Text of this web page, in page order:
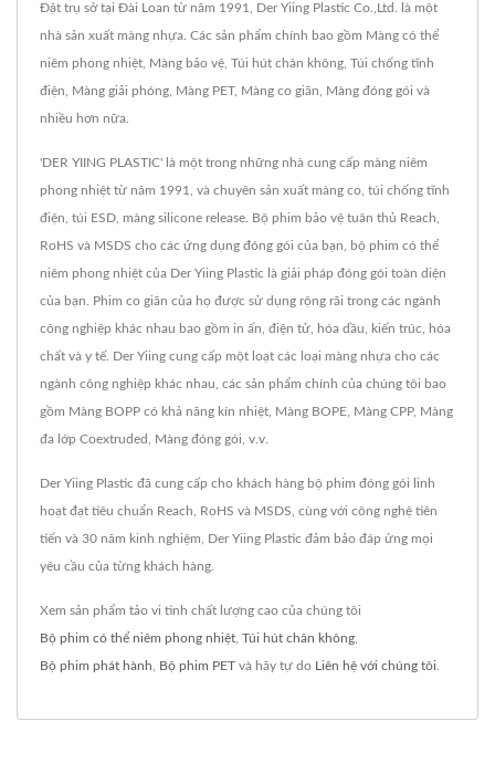
Đặt trụ sở tại Đài Loan từ năm 1991, Der Yiing Plastic Co.,Ltd. là một
nhà sản xuất màng nhựa. Các sản phẩm chính bao gồm Màng có thể
niêm phong nhiệt, Màng bảo vệ, Túi hút chân không, Túi chống tĩnh
điện, Màng giải phóng, Màng PET, Màng co giãn, Màng đóng gói và
nhiều hơn nữa.
'DER YIING PLASTIC' là một trong những nhà cung cấp màng niêm
phong nhiệt từ năm 1991, và chuyên sản xuất màng co, túi chống tĩnh
điện, túi ESD, màng silicone release. Bộ phim bảo vệ tuân thủ Reach,
RoHS và MSDS cho các ứng dụng đóng gói của bạn, bộ phim có thể
niêm phong nhiệt của Der Yiing Plastic là giải pháp đóng gói toàn diện
của bạn. Phim co giãn của họ được sử dụng rộng rãi trong các ngành
công nghiệp khác nhau bao gồm in ấn, điện tử, hóa dầu, kiến trúc, hóa
chất và y tế. Der Yiing cung cấp một loạt các loại màng nhựa cho các
ngành công nghiệp khác nhau, các sản phẩm chính của chúng tôi bao
gồm Màng BOPP có khả năng kín nhiệt, Màng BOPE, Màng CPP, Màng
đa lớp Coextruded, Màng đóng gói, v.v.
Der Yiing Plastic đã cung cấp cho khách hàng bộ phim đóng gói linh
hoạt đạt tiêu chuẩn Reach, RoHS và MSDS, cùng với công nghệ tiên
tiến và 30 năm kinh nghiệm, Der Yiing Plastic đảm bảo đáp ứng mọi
yêu cầu của từng khách hàng.
Xem sản phẩm tảo vi tinh chất lượng cao của chúng tôi
Bộ phim có thể niêm phong nhiệt Túi hút chân không
Bộ phim phát hành Bộ phim PET và hãy tự do Liên hệ với chúng tôi